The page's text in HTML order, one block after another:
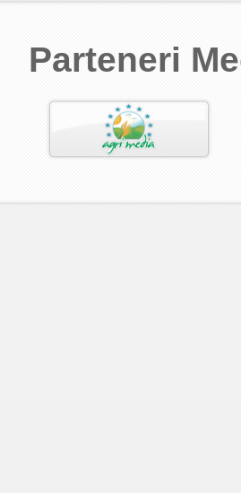
Parteneri